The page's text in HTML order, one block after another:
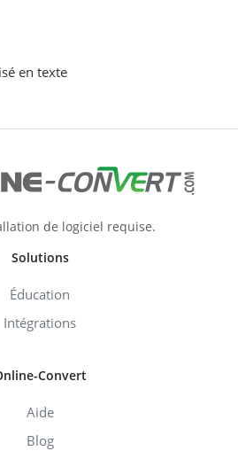
en texte
de logiciel requise.
Solutions
Éducation
Intégrations
Convert
Aide
Blog